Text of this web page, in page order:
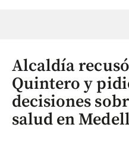
Alcaldía
Quintero y
decisiones
salud en